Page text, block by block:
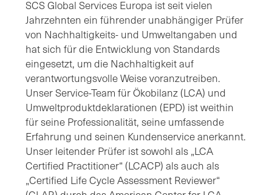
SCS Global Services Europa ist seit vielen
Jahrzehnten ein führender unabhängiger Prüfer
von Nachhaltigkeits- und Umweltangaben und
hat sich für die Entwicklung von Standards
eingesetzt, um die Nachhaltigkeit auf
verantwortungsvolle Weise voranzutreiben.
Unser Service-Team für Ökobilanz (LCA) und
Umweltproduktdeklarationen (EPD) ist weithin
für seine Professionalität, seine umfassende
Erfahrung und seinen Kundenservice anerkannt.
Unser leitender Prüfer ist sowohl als „LCA
Certified Practitioner“ (LCACP) als auch als
„Certified Life Cycle Assessment Reviewer“